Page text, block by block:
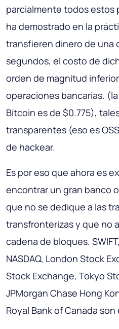
parcialmente todos estos
ha demostrado en la
transfieren dinero de una
segundos, el costo de
orden de magnitud
operaciones bancarias.
Bitcoin es de $0.775),
transparentes (eso es
de hackear.
Es por eso que ahora es
encontrar un gran banco
que no se dedique a las
transfronterizas y que no
cadena de bloques.
NASDAQ, London Stock
Stock Exchange, Tokyo
JPMorgan Chase Hong
Royal Bank of Canada